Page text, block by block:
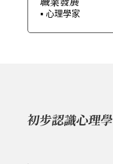
▪︎ 心理學家
初步認識心理學